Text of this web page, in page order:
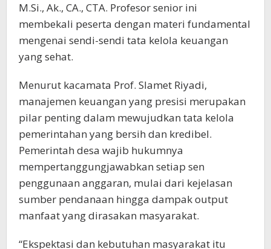
M.Si., Ak., CA., CTA. Profesor senior ini
membekali peserta dengan materi fundamental
mengenai sendi-sendi tata kelola keuangan
yang sehat.
Menurut kacamata Prof. Slamet Riyadi,
manajemen keuangan yang presisi merupakan
pilar penting dalam mewujudkan tata kelola
pemerintahan yang bersih dan kredibel.
Pemerintah desa wajib hukumnya
mempertanggungjawabkan setiap sen
penggunaan anggaran, mulai dari kejelasan
sumber pendanaan hingga dampak output
manfaat yang dirasakan masyarakat.
“Ekspektasi dan kebutuhan masyarakat itu